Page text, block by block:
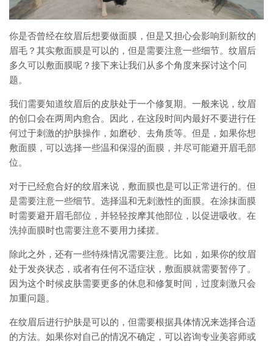
你是否曾经在纹眉后想要做面膜，但是又担心会影响到新纹的
眉毛？其实敷面膜是可以的，但是需要注意一些细节。纹眉后
多久可以敷面膜呢？接下来让我们从多个角度来探讨这个问
题。
我们需要知道纹眉后的皮肤处于一个修复期。一般来说，纹眉
的创口会在两周内愈合。因此，在这段时间内最好不要进行任
何过于刺激的护肤操作，如磨砂、去角质等。但是，如果你想
敷面膜，可以选择一些温和保湿的面膜，并尽可能避开眉毛部
位。
对于已经愈合好的纹眉来说，敷面膜也是可以正常进行的。但
是需要注意一些细节。选择温和无刺激性的面膜。在涂抹面膜
时需要避开眉毛部位，并轻轻按摩其他部位，以促进吸收。在
洗掉面膜时也需要注意不要用力揉搓。
除此之外，还有一些特殊情况需要注意。比如，如果你的纹眉
处于发炎状态，或者有任何不适症状，敷面膜就需要暂停了。
因为这个时候皮肤需要更多的休息和修复时间，过度刺激只会
加重问题。
在纹眉后进行护肤是可以的，但需要根据具体情况来选择合适
的方法。如果你对自己的情况不确定，可以咨询专业美容师或